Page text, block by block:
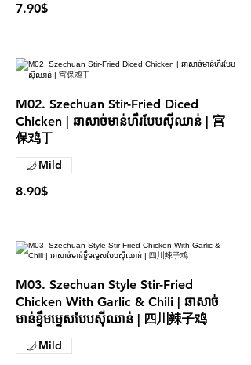
7.90$
M02. Szechuan Stir-Fried Diced
Chicken | ឆាសាច់មាន់ហឹរបែបស៊ីឈាន់ | 宫
保鸡丁
8.90$
Mild
M03. Szechuan Style Stir-Fried
Chicken With Garlic & Chili | ឆាសាច់
មាន់ខ្ទឹមម្ទេសបែបស៊ីឈាន់ | 四川辣子鸡
Mild